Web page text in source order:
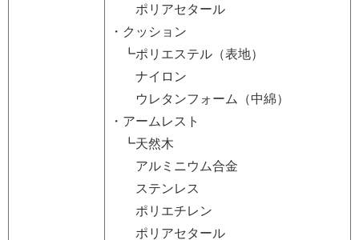
ポリアセタール
・クッション
┗ポリエステル（表地）
ナイロン
ウレタンフォーム（中綿）
・アームレスト
┗天然木
アルミニウム合金
ステンレス
ポリエチレン
ポリアセタール